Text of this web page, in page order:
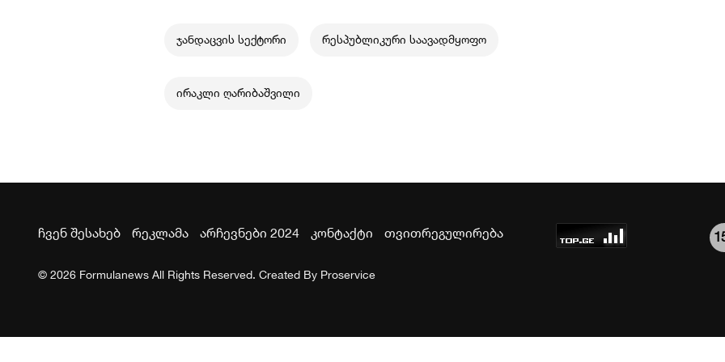
ჯანდაცვის სექტორი რესპუბლიკური საავადმყოფო
ირაკლი ღარიბაშვილი
ჩვენ შესახებ რეკლამა არჩევნები 2024 კონტაქტი თვითრეგულირება
© 2026 Formulanews All Rights Reserved. Created By Proservice